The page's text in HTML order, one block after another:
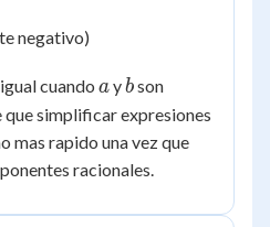
negativo)
cuando a
ayb
bson
que simplificar expresiones
mas rapido una vez que
racionales.